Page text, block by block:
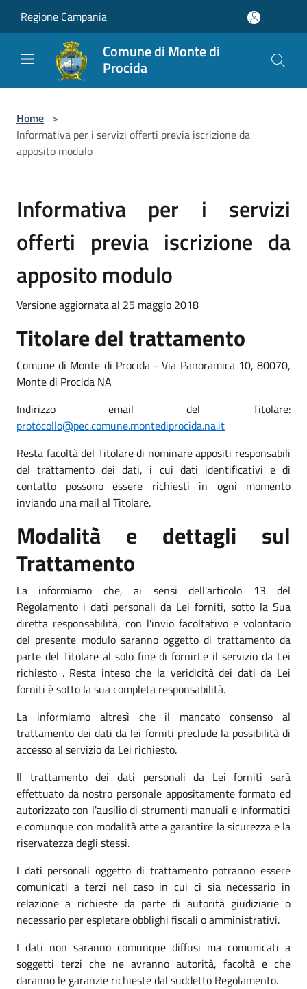
Regione Campania
Comune di Monte di
Procida
Home >
Informativa per i servizi offerti previa iscrizione da
apposito modulo
Informativa per i servizi
offerti previa iscrizione da
apposito modulo
Versione aggiornata al 25 maggio 2018
Titolare del trattamento
Comune di Monte di Procida - Via Panoramica 10, 80070,
Monte di Procida NA
Indirizzo email del Titolare:
protocollo@pec.comune.montediprocida.na.it
Resta facoltà del Titolare di nominare appositi responsabili
del trattamento dei dati, i cui dati identificativi e di
contatto possono essere richiesti in ogni momento
inviando una mail al Titolare.
Modalità e dettagli sul
Trattamento
La informiamo che, ai sensi dell'articolo 13 del
Regolamento i dati personali da Lei forniti, sotto la Sua
diretta responsabilità, con l'invio facoltativo e volontario
del presente modulo saranno oggetto di trattamento da
parte del Titolare al solo fine di fornirLe il servizio da Lei
richiesto . Resta inteso che la veridicità dei dati da Lei
forniti è sotto la sua completa responsabilità.
La informiamo altresì che il mancato consenso al
trattamento dei dati da lei forniti preclude la possibilità di
accesso al servizio da Lei richiesto.
Il trattamento dei dati personali da Lei forniti sarà
effettuato da nostro personale appositamente formato ed
autorizzato con l'ausilio di strumenti manuali e informatici
e comunque con modalità atte a garantire la sicurezza e la
riservatezza degli stessi.
I dati personali oggetto di trattamento potranno essere
comunicati a terzi nel caso in cui ci sia necessario in
relazione a richieste da parte di autorità giudiziarie o
necessario per espletare obblighi fiscali o amministrativi.
I dati non saranno comunque diffusi ma comunicati a
soggetti terzi che ne avranno autorità, facoltà e che
daranno le garanzie richieste dal suddetto Regolamento.